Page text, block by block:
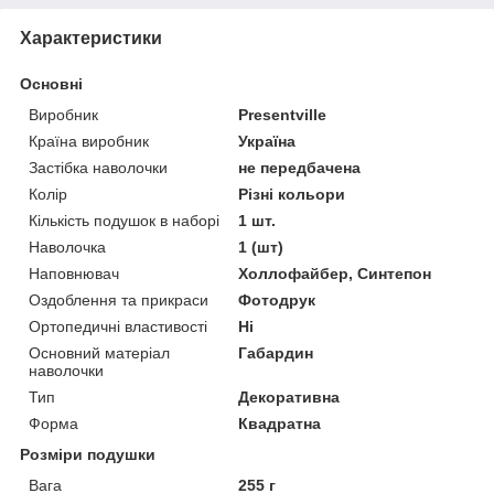
Характеристики
Основні
Виробник
Presentville
Країна виробник
Україна
Застібка наволочки
не передбачена
Колір
Різні кольори
Кількість подушок в наборі
1 шт.
Наволочка
1 (шт)
Наповнювач
Холлофайбер, Синтепон
Оздоблення та прикраси
Фотодрук
Ортопедичні властивості
Ні
Основний матеріал
наволочки
Габардин
Тип
Декоративна
Форма
Квадратна
Розміри подушки
Вага
255 г